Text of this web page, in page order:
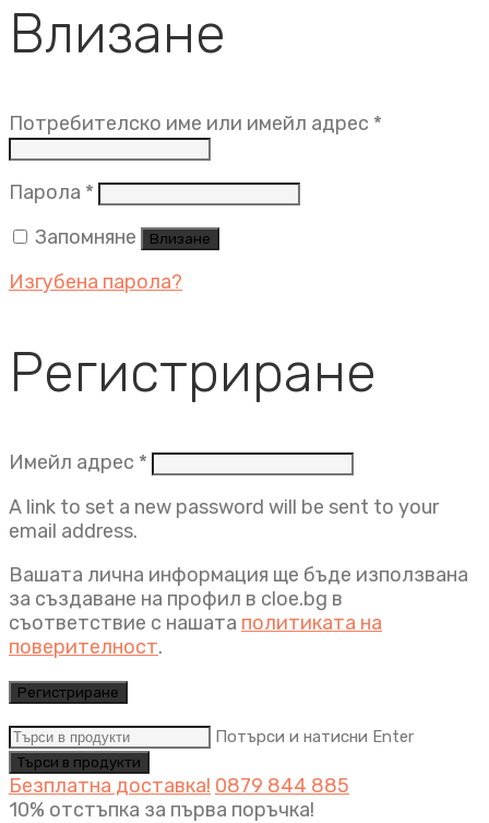
Влизане
Потребителско име или имейл адрес *
Парола * Задължително
Запомняне
Влизане
Изгубена парола?
Регистриране
Имейл адрес * Задължително
A link to set a new password will be sent to your
email address.
Вашата лична информация ще бъде използвана
за създаване на профил в cloe.bg в
съответствие с нашата политиката на
поверителност.
Регистриране
Потърси и натисни Enter
Безплатна доставка! 0879 844 885
10% отстъпка за първа поръчка!